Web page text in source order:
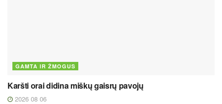
GAMTA IR ŽMOGUS
Karšti orai didina miškų gaisrų pavojų
2026 08 06